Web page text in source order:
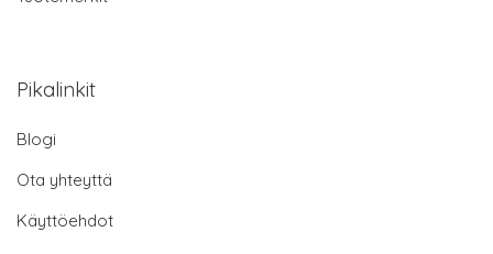
Pikalinkit
Blogi
Ota yhteyttä
Käyttöehdot